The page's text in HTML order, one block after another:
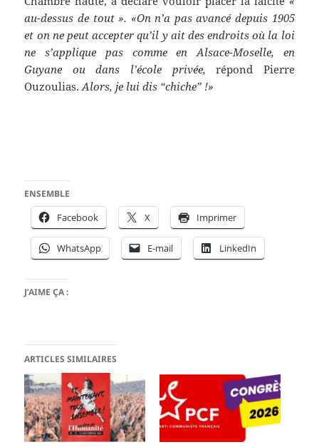
au-dessus de tout ». «On n’a pas avancé depuis 1905
et on ne peut accepter qu’il y ait des endroits où la loi
ne s’applique pas comme en Alsace-Moselle, en
Guyane ou dans l’école privée, répond Pierre
Ouzoulias.Alors, je lui dis “chiche” !»
ENSEMBLE
Facebook X Imprimer
WhatsApp E-mail LinkedIn
J’AIME ÇA :
ARTICLES SIMILAIRES